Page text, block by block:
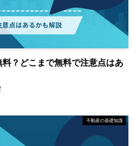
？どこまで無料で注意点はあ
不動産の基礎知識